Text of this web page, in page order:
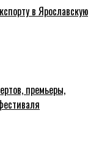
в Ярославскую
премьеры,